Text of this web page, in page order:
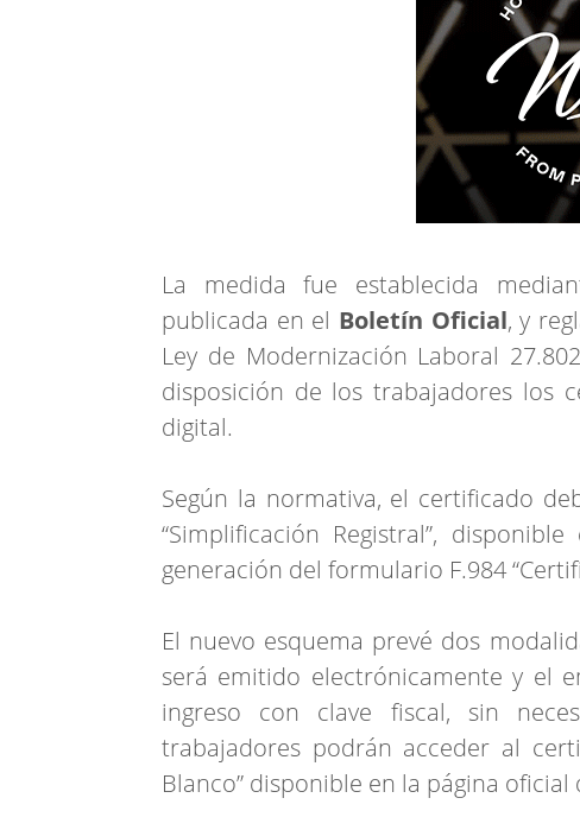
La medida fue establecida
publicada en el Boletín Oficial, y
Ley de Modernización Laboral
disposición de los trabajadores los
digital.
Según la normativa, el certificado
“Simplificación Registral”,
generación del formulario F.984
El nuevo esquema prevé dos
será emitido electrónicamente y el
ingreso con clave fiscal, sin
trabajadores podrán acceder al
Blanco” disponible en la página oficial